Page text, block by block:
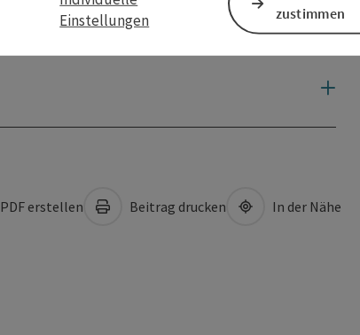
PDF erstellen Beitrag drucken In der Nähe
Einstellungen
zustimmen